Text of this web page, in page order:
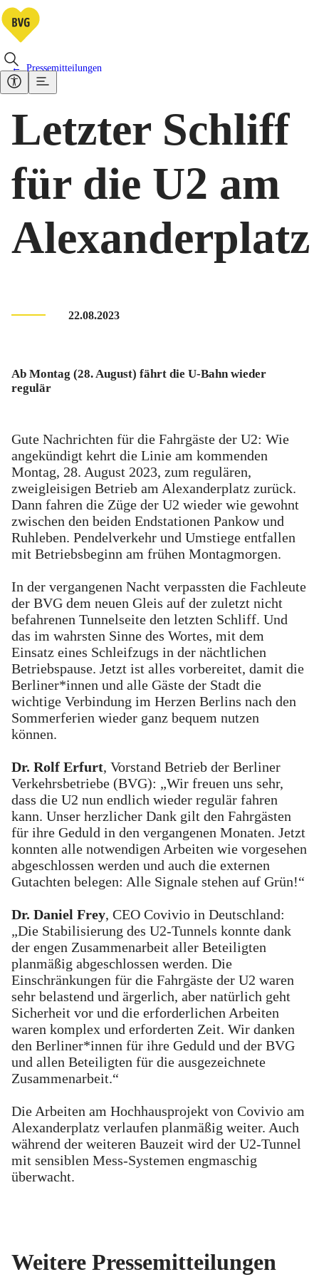
Pressemitteilungen
Letzter Schliff
für die U2 am
Alexanderplatz
22.08.2023
Ab Montag (28. August) fährt die U-Bahn wieder
regulär
Gute Nachrichten für die Fahrgäste der U2: Wie
angekündigt kehrt die Linie am kommenden
Montag, 28. August 2023, zum regulären,
zweigleisigen Betrieb am Alexanderplatz zurück.
Dann fahren die Züge der U2 wieder wie gewohnt
zwischen den beiden Endstationen Pankow und
Ruhleben. Pendelverkehr und Umstiege entfallen
mit Betriebsbeginn am frühen Montagmorgen.
In der vergangenen Nacht verpassten die Fachleute
der BVG dem neuen Gleis auf der zuletzt nicht
befahrenen Tunnelseite den letzten Schliff. Und
das im wahrsten Sinne des Wortes, mit dem
Einsatz eines Schleifzugs in der nächtlichen
Betriebspause. Jetzt ist alles vorbereitet, damit die
Berliner*innen und alle Gäste der Stadt die
wichtige Verbindung im Herzen Berlins nach den
Sommerferien wieder ganz bequem nutzen
können.
Dr. Rolf Erfurt, Vorstand Betrieb der Berliner
Verkehrsbetriebe (BVG): „Wir freuen uns sehr,
dass die U2 nun endlich wieder regulär fahren
kann. Unser herzlicher Dank gilt den Fahrgästen
für ihre Geduld in den vergangenen Monaten. Jetzt
konnten alle notwendigen Arbeiten wie vorgesehen
abgeschlossen werden und auch die externen
Gutachten belegen: Alle Signale stehen auf Grün!“
Dr. Daniel Frey, CEO Covivio in Deutschland:
„Die Stabilisierung des U2-Tunnels konnte dank
der engen Zusammenarbeit aller Beteiligten
planmäßig abgeschlossen werden. Die
Einschränkungen für die Fahrgäste der U2 waren
sehr belastend und ärgerlich, aber natürlich geht
Sicherheit vor und die erforderlichen Arbeiten
waren komplex und erforderten Zeit. Wir danken
den Berliner*innen für ihre Geduld und der BVG
und allen Beteiligten für die ausgezeichnete
Zusammenarbeit.“
Die Arbeiten am Hochhausprojekt von Covivio am
Alexanderplatz verlaufen planmäßig weiter. Auch
während der weiteren Bauzeit wird der U2-Tunnel
mit sensiblen Mess-Systemen engmaschig
überwacht.
Weitere Pressemitteilungen